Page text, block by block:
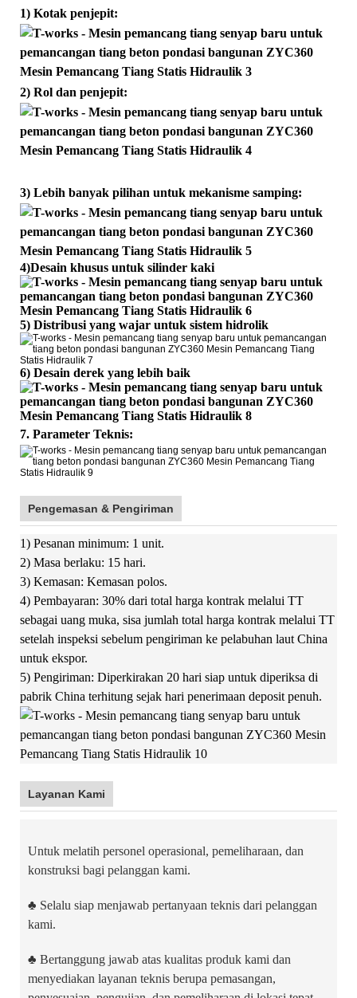
1) Kotak penjepit:
2) Rol dan penjepit:
3) Lebih banyak pilihan untuk mekanisme samping:
4)Desain khusus untuk silinder kaki
5) Distribusi yang wajar untuk sistem hidrolik
6) Desain derek yang lebih baik
7. Parameter Teknis:
Pengemasan & Pengiriman
1) Pesanan minimum: 1 unit.
2) Masa berlaku: 15 hari.
3) Kemasan: Kemasan polos.
4) Pembayaran: 30% dari total harga kontrak melalui TT
sebagai uang muka, sisa jumlah total harga kontrak melalui TT
setelah inspeksi sebelum pengiriman ke pelabuhan laut China
untuk ekspor.
5) Pengiriman: Diperkirakan 20 hari siap untuk diperiksa di
pabrik China terhitung sejak hari penerimaan deposit penuh.
Layanan Kami
Untuk melatih personel operasional, pemeliharaan, dan
konstruksi bagi pelanggan kami.
♣ Selalu siap menjawab pertanyaan teknis dari pelanggan
kami.
♣ Bertanggung jawab atas kualitas produk kami dan
menyediakan layanan teknis berupa pemasangan,